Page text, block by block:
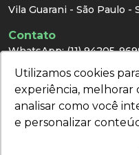
Utilizamos cookies
experiência, melhorar
analisar como você
e personalizar
Utilizamos cookies
experiência, melhorar
analisar como você
e personalizar
Vila Guarani - São Paulo -
Contato
WhatsApp: (11) 94205-
E-mail:
Imprensa
Redes Sociais